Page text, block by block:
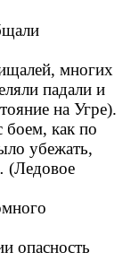
многих
падали и
на Угре).
боем, как по
убежать,
(Ледовое
опасность